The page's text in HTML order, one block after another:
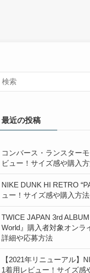
最近の投稿
コンバース・ランスター
ビュー！サイズ感や購入方
NIKE DUNK HI RETRO
ュー！サイズ感や購入方
TWICE JAPAN 3rd
World』購入者対象オンラ
詳細や応募方法
【2021年リニューアル】
1着用レビュー！サイズ感